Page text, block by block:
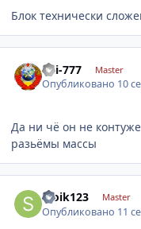
Блок технически
kai-777 Master
Опубликовано 10
Да ни чё он не
разьёмы массы
stoik123 Master
Опубликовано 11